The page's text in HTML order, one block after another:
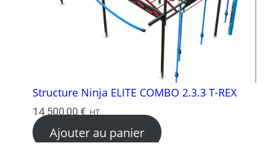
Structure Ninja ELITE COMBO 2.3.3 T-REX
14 500,00 € HT
Ajouter au panier